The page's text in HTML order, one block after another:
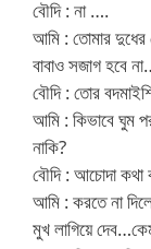
বৌদি : না ….
আমি : তোমার দুধের
বাবাও সজাগ হবে
বৌদি : তোর
আমি : কিভাবে ঘুম
নাকি?
বৌদি : আচোদা কথা
আমি : করতে না
মুখ লাগিয়ে